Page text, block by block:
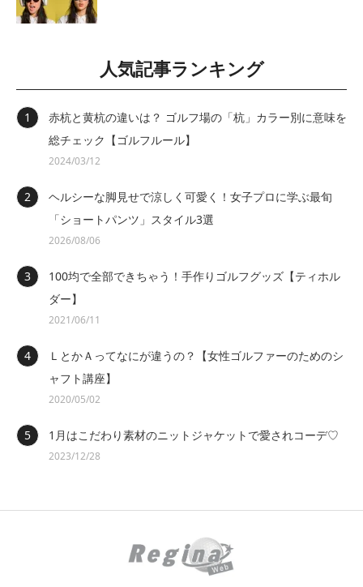
人気記事ランキング
赤杭と黄杭の違いは？ ゴルフ場の「杭」カラー別に意味を
総チェック【ゴルフルール】
2024/03/12
ヘルシーな脚見せで涼しく可愛く！女子プロに学ぶ最旬
「ショートパンツ」スタイル3選
2026/08/06
100均で全部できちゃう！手作りゴルフグッズ【ティホル
ダー】
2021/06/11
ＬとかＡってなにが違うの？【女性ゴルファーのためのシ
ャフト講座】
2020/05/02
1月はこだわり素材のニットジャケットで愛されコーデ♡
2023/12/28